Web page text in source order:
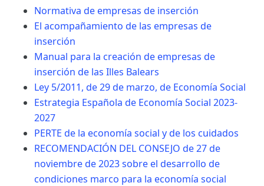
Normativa de empresas de inserción
El acompañamiento de las empresas de
inserción
Manual para la creación de empresas de
inserción de las Illes Balears
Ley 5/2011, de 29 de marzo, de Economía Social
Estrategia Española de Economía Social 2023-
2027
PERTE de la economía social y de los cuidados
RECOMENDACIÓN DEL CONSEJO de 27 de
noviembre de 2023 sobre el desarrollo de
condiciones marco para la economía social